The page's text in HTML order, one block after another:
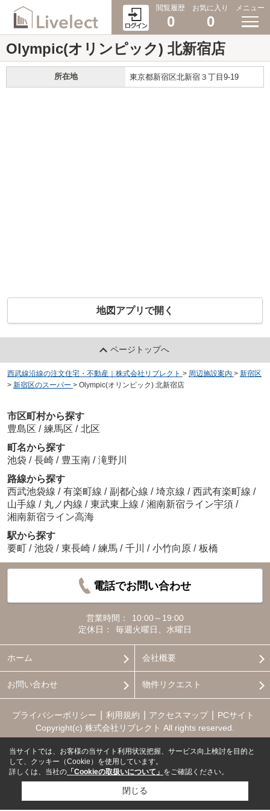
閲覧履歴
0
お気に入り
0
メニュー
Olympic(オリンピック) 北新宿店
所在地 東京都新宿区北新宿３丁目9-19
地図アプリで開く
ページトップへ
西武線沿線の注文住宅・不動産｜株式会社リブレクト > 周辺施設案内 > 新宿区
> 新宿区のスーパー > Olympic(オリンピック) 北新宿店
市区町村から探す
豊島区 / 練馬区 / 北区
町名から探す
池袋 / 長崎 / 豊玉南 / 滝野川
路線から探す
西武池袋線 / 有楽町線 / 副都心線 / 埼京線 / 西武有楽町線 /
山手線 / 丸ノ内線 / 東武東上線 / 湘南新宿ライン宇須 /
湘南新宿ライン高海
駅から探す
要町 / 池袋 / 東長崎 / 練馬 / 千川 / 小竹向原 / 板橋
電話でお問い合わせ
営業時間：
10:00～19:00
定休日：
毎週火曜日、水曜日
ホーム 会社概要
お問い合わせ 物件リクエスト
プライバシーポリシー 利用規約 アクセスマップ
PCサイト
Copyright(c) 株式会社リブレクト All rights reserved.
当サイトでは、お客様の当サイト利用状況把握、サービス向上検討を目的と
して、クッキー（Cookie）を使用しています。
詳しくは、当社の 「Cookieの取扱いについて」 をご確認ください。
閉じる